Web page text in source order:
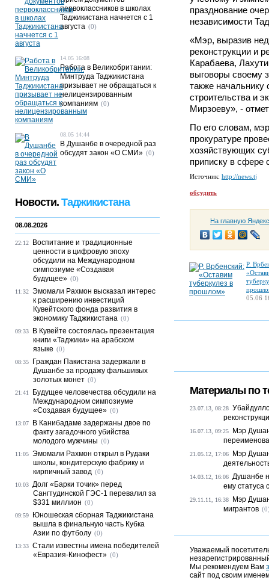
празднование
независимости
«Мэр, выразив
реконструкции и
Карабаева,
выговоры своему
также начальнику
строительства и
Мирзоеву», -
По его словам,
прокуратуре
хозяйствующих
приписку в сфере
Источник: http://news.tj
обсудить
На главную
Р.
05.06
Материалы по
23.07.13, 08:28
16.07.13, 09:25
Мэр
21.05.12, 17:06
Мэр
14.03.12, 16:06 Душанбе
ему статуса
29.11.11, 16:38
Мэр
мигрантов
Уважаемый
Мы рекомендуем Вам
сайт под своим
первоклассников в школах
Таджикистана начнется с 1
августа (0)
14.05 16:08
Работа в Великобритании:
Минтруда Таджикистана
призывает не обращаться к
нелицензированным
компаниям (0)
08.05 14:44
В Душанбе в очередной раз
обсудят закон «О СМИ» (0)
Новости. Таджикистана
08.08.2026
22:12
Воспитание и традиционные
ценности в цифровую эпоху
обсудили на Международном
симпозиуме «Создавая
будущее» (0)
11:32 Эмомали Рахмон высказал интерес
к расширению инвестиций
Кувейтского фонда развития в
экономику Таджикистана (0)
09:33
В Кувейте состоялась презентация
книги «Таджики» на арабском
языке (0)
08:35
Граждан Пакистана задержали в
Душанбе за продажу фальшивых
золотых монет (0)
21:41
Будущее человечества обсудили на
Международном симпозиуме
«Создавая будущее» (0)
13:07
В Канибадаме задержаны двое по
факту загадочного убийства
молодого мужчины (0)
11:05 Эмомали Рахмон открыл в Рудаки
школы, кондитерскую фабрику и
кирпичный завод (0)
10:03 Долг «Барки точик» перед
Сангтудинской ГЭС-1 перевалил за
$331 миллион (0)
09:59
Юношеская сборная Таджикистана
вышла в финальную часть Кубка
Азии по футболу (0)
13:33 Стали известны имена победителей
«Евразия-Кинофест» (0)